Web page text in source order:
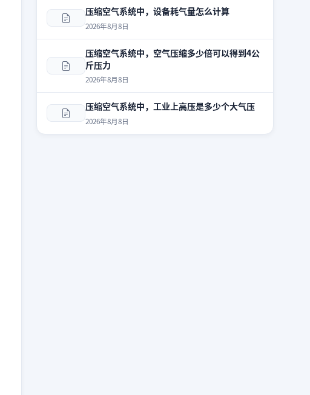
压缩空气系统中，设备耗气量怎么计算
2026年8月8日
压缩空气系统中，空气压缩多少倍可以得到4公
斤压力
2026年8月8日
压缩空气系统中，工业上高压是多少个大气压
2026年8月8日